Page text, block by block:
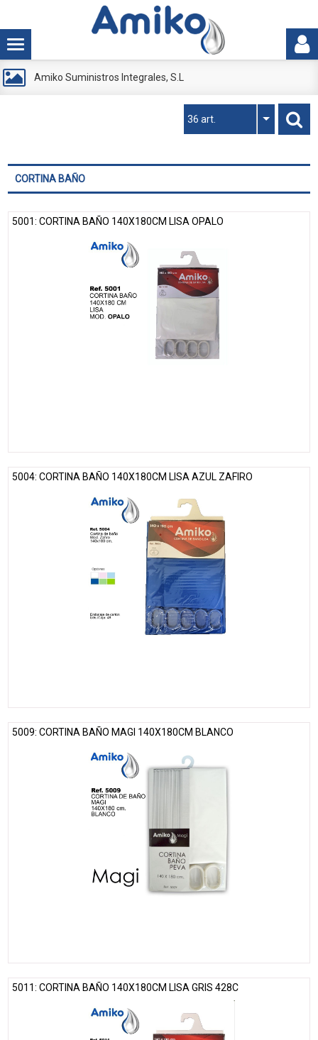
Amiko Suministros Integrales, S.L
36 art.
CORTINA BAÑO
5001: CORTINA BAÑO 140X180CM LISA OPALO
5004: CORTINA BAÑO 140X180CM LISA AZUL ZAFIRO
5009: CORTINA BAÑO MAGI 140X180CM BLANCO
5011: CORTINA BAÑO 140X180CM LISA GRIS 428C